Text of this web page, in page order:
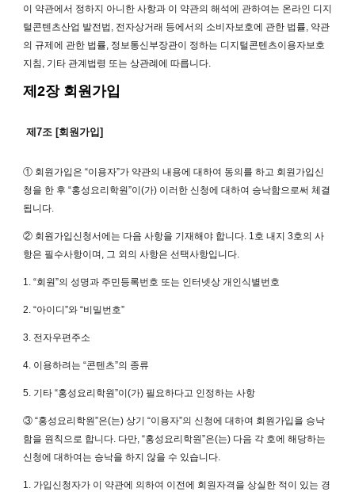
이 약관에서 정하지 아니한 사항과 이 약관의 해석에 관하여는 온라인 디지
털콘텐츠산업 발전법, 전자상거래 등에서의 소비자보호에 관한 법률, 약관
의 규제에 관한 법률, 정보통신부장관이 정하는 디지털콘텐츠이용자보호
지침, 기타 관계법령 또는 상관례에 따릅니다.
제2장 회원가입
제7조 [회원가입]
① 회원가입은 “이용자”가 약관의 내용에 대하여 동의를 하고 회원가입신
청을 한 후 “홍성요리학원”이(가) 이러한 신청에 대하여 승낙함으로써 체결
됩니다.
② 회원가입신청서에는 다음 사항을 기재해야 합니다. 1호 내지 3호의 사
항은 필수사항이며, 그 외의 사항은 선택사항입니다.
1. “회원”의 성명과 주민등록번호 또는 인터넷상 개인식별번호
2. “아이디”와 “비밀번호”
3. 전자우편주소
4. 이용하려는 “콘텐츠”의 종류
5. 기타 “홍성요리학원”이(가) 필요하다고 인정하는 사항
③ “홍성요리학원”은(는) 상기 “이용자”의 신청에 대하여 회원가입을 승낙
함을 원칙으로 합니다. 다만, “홍성요리학원”은(는) 다음 각 호에 해당하는
신청에 대하여는 승낙을 하지 않을 수 있습니다.
1. 가입신청자가 이 약관에 의하여 이전에 회원자격을 상실한 적이 있는 경